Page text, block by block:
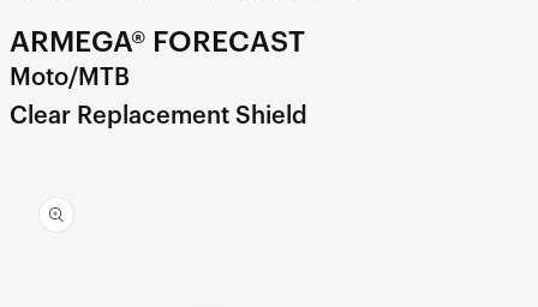
ARMEGA® FORECAST
Moto/MTB
Clear Replacement Shield